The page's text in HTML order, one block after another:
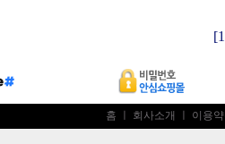
홈 회사소개 이용